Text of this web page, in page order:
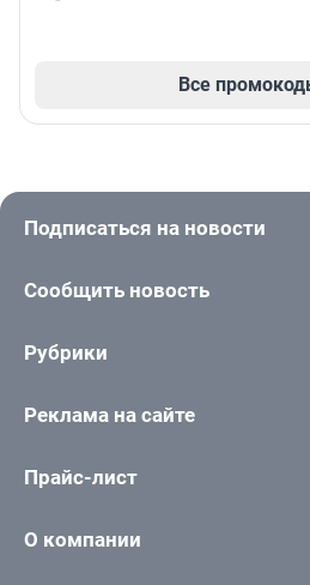
Все
Подписаться на новости
Сообщить новость
Рубрики
Реклама на сайте
Прайс-лист
О компании